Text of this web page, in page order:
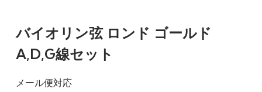
バイオリン弦 ロンド ゴールド
A,D,G線セット
メール便対応